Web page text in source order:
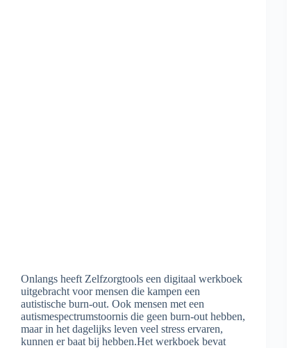
Onlangs heeft Zelfzorgtools een digitaal werkboek
uitgebracht voor mensen die kampen een
autistische burn-out. Ook mensen met een
autismespectrumstoornis die geen burn-out hebben,
maar in het dagelijks leven veel stress ervaren,
kunnen er baat bij hebben.Het werkboek bevat